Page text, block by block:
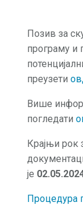
Позив за
програму и
преузети
Више
погледати
Крајњи
је
Процедура